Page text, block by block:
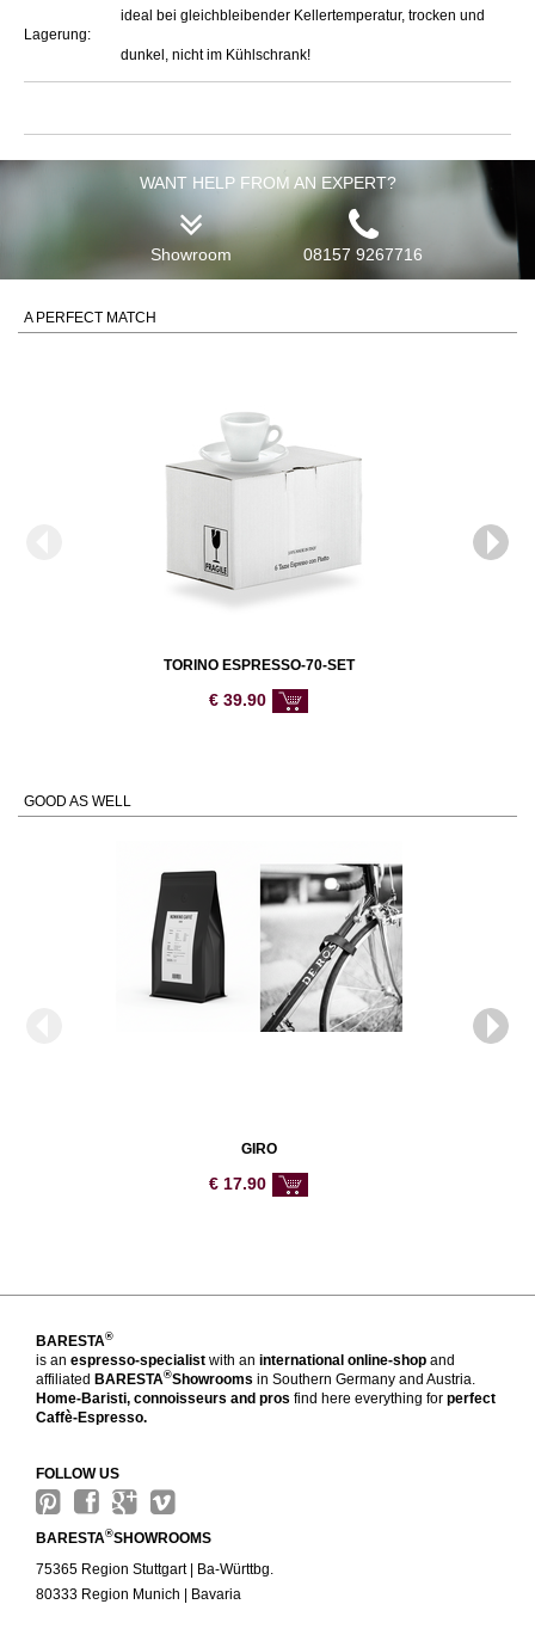
Lagerung:
ideal bei gleichbleibender Kellertemperatur, trocken und
dunkel, nicht im Kühlschrank!
WANT HELP FROM AN EXPERT?
Showroom 08157 9267716
A PERFECT MATCH
TORINO ESPRESSO-70-SET
€ 39.90
GOOD AS WELL
GIRO
€ 17.90
BARESTA®
is an espresso-specialist with an international online-shop and
affiliated BARESTA®Showrooms in Southern Germany and Austria.
Home-Baristi, connoisseurs and pros find here everything for perfect
Caffè-Espresso.
FOLLOW US
BARESTA®SHOWROOMS
75365 Region Stuttgart | Ba-Württbg.
80333 Region Munich | Bavaria